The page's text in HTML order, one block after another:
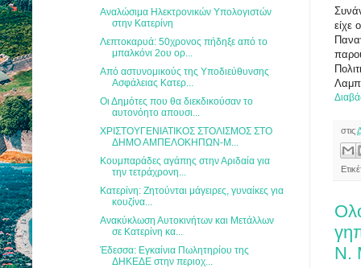
είχε
στις
Ν.
Αναλώσιμα Ηλεκτρονικών Υπολογιστών
στην Κατερίνη
Λεπτοκαρυά: 50χρονος πήδηξε από το
μπαλκόνι 2ου ορ...
Από αστυνομικούς της Υποδιεύθυνσης
Ασφάλειας Κατερ...
Οι Δημότες που θα διεκδικούσαν το
αυτονόητο απουσι...
ΧΡΙΣΤΟΥΓΕΝΙΑΤΙΚΟΣ ΣΤΟΛΙΣΜΟΣ ΣΤΟ
ΔΗΜΟ ΑΜΠΕΛΟΚΗΠΩΝ-Μ...
Κουμπαράδες αγάπης στην Αριδαία για
την τετράχρονη...
Κατερίνη: Ζητούνται μάγειρες, γυναίκες για
κουζίνα...
Ανακύκλωση Αυτοκινήτων και Μετάλλων
σε Κατερίνη κα...
Έδεσσα: Εγκαίνια Πωλητηρίου της
ΔΗΚΕΔΕ στην περιοχ...